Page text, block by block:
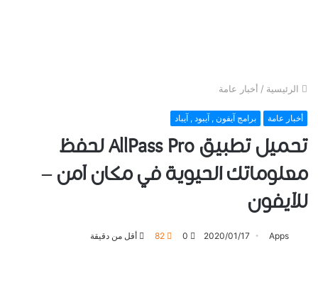
الرئيسية / أخبار عامة
أخبار عامة برامج آيفون , آيبود , آيباد
تحميل تطبيق AllPass Pro لحفظ
معلوماتك ﺍﻟﺤﻴﻮﻳﺔ ﻓﻲ ﻣﻜﺎﻥ ﺁﻣﻦ –
للآيفون
Apps
2020/01/17
0
82 أقل من دقيقة